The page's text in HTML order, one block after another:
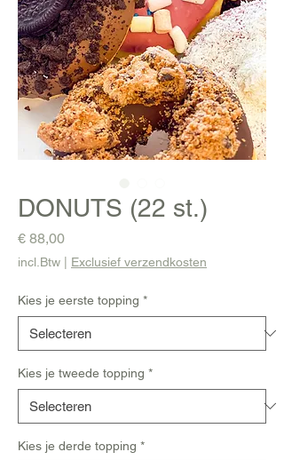
DONUTS (22 st.)
€ 88,00Prijs
incl.Btw Exclusief verzendkosten
Kies je eerste topping *
Kies je tweede topping *
Kies je derde topping *